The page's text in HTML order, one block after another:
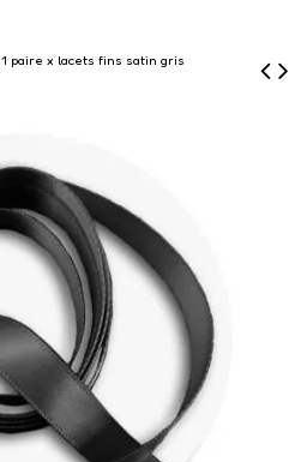
1 paire x lacets fins satin gris